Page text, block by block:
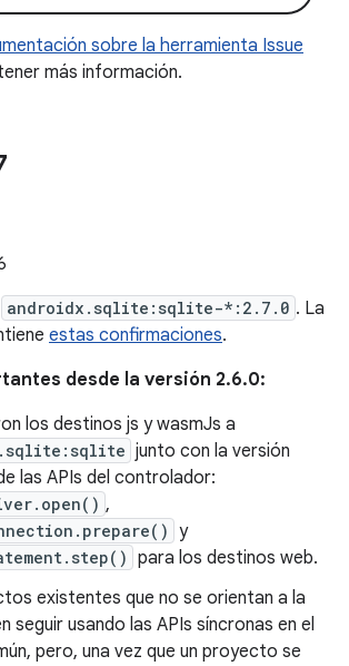
sobre la herramienta Issue
más información.
androidx.sqlite:sqlite-*:2.7.0 . La
estas confirmaciones.
desde la versión 2.6.0:
los destinos js y wasmJs a
junto con la versión
las APIs del controlador:
,
y
para los destinos web.
existentes que no se orientan a la
seguir usando las APIs síncronas en el
pero, una vez que un proyecto se